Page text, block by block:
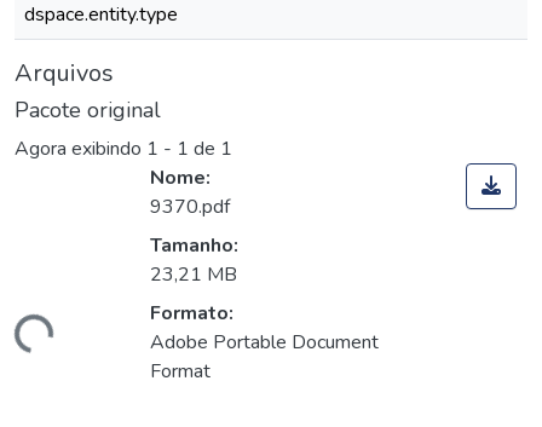
dspace.entity.type
Arquivos
Pacote original
Agora exibindo 1 - 1 de 1
Nome:
9370.pdf
Tamanho:
23,21 MB
Formato:
Adobe Portable Document
Format